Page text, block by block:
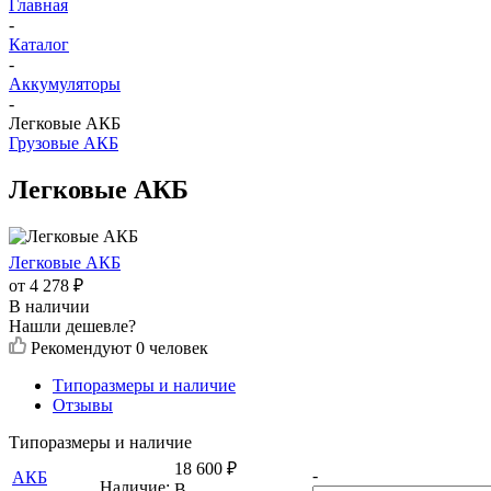
Главная
-
Каталог
-
Аккумуляторы
-
Легковые АКБ
Грузовые АКБ
Легковые АКБ
Легковые АКБ
от 4 278 ₽
В наличии
Нашли дешевле?
Рекомендуют 0 человек
Типоразмеры и наличие
Отзывы
Типоразмеры и наличие
АКБ
Наличие:
18 600 ₽
-